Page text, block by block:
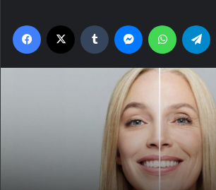
Facebook Tumblr MessengerWhatsApp